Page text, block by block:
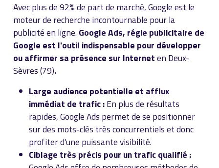
Avec plus de 92% de part de marché, Google est le
moteur de recherche incontournable pour la
publicité en ligne. Google Ads, régie publicitaire de
Google est l'outil indispensable pour développer
ou affirmer sa présence sur Interneten Deux-
Sèvres (79).
Large audience potentielle et afflux
immédiat de trafic :En plus de résultats
rapides, Google Ads permet de se positionner
sur des mots-clés très concurrentiels et donc
profiter d'une puissante visibilité.
Ciblage très précis pour un trafic qualifié :